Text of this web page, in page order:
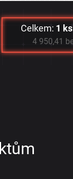
Celkem: 1
4 950,41